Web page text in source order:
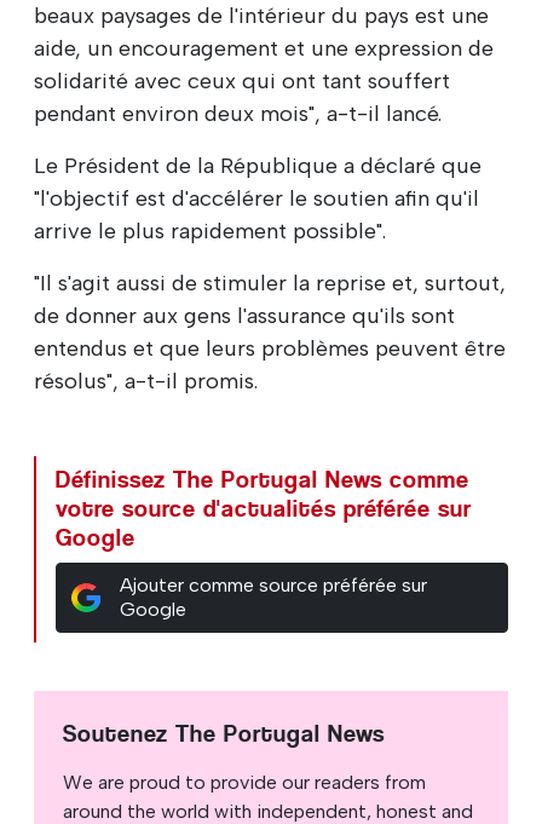
beaux paysages de l'intérieur du pays est une
aide, un encouragement et une expression de
solidarité avec ceux qui ont tant souffert
pendant environ deux mois", a-t-il lancé.
Le Président de la République a déclaré que
"l'objectif est d'accélérer le soutien afin qu'il
arrive le plus rapidement possible".
"Il s'agit aussi de stimuler la reprise et, surtout,
de donner aux gens l'assurance qu'ils sont
entendus et que leurs problèmes peuvent être
résolus", a-t-il promis.
Définissez The Portugal News comme
votre source d'actualités préférée sur
Google
Ajouter comme source préférée sur
Google
Soutenez The Portugal News
We are proud to provide our readers from
around the world with independent, honest and